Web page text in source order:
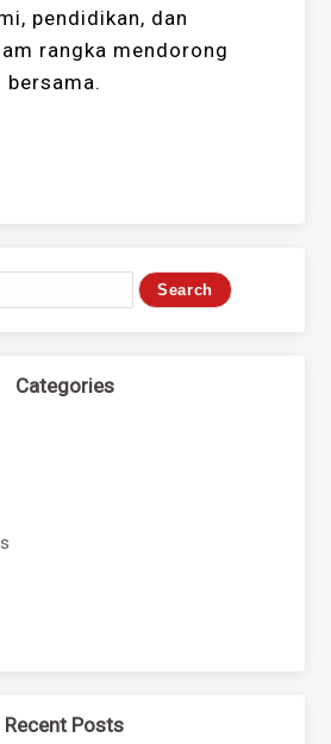
pendidikan, dan
rangka mendorong
bersama.
Categories
Recent Posts